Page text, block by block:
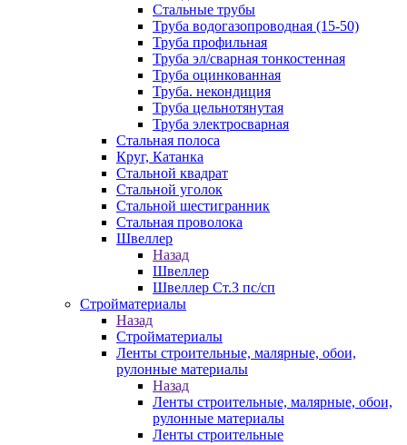
Стальные трубы
Труба водогазопроводная (15-50)
Труба профильная
Труба эл/сварная тонкостенная
Труба оцинкованная
Труба. некондиция
Труба цельнотянутая
Труба электросварная
Стальная полоса
Круг, Катанка
Стальной квадрат
Стальной уголок
Стальной шестигранник
Стальная проволока
Швеллер
Назад
Швеллер
Швеллер Ст.3 пс/сп
Стройматериалы
Назад
Стройматериалы
Ленты строительные, малярные, обои,
рулонные материалы
Назад
Ленты строительные, малярные, обои,
рулонные материалы
Ленты строительные